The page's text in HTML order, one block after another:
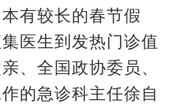
有较长的春节假
医生到发热门诊值
、全国政协委员、
的急诊科主任徐自